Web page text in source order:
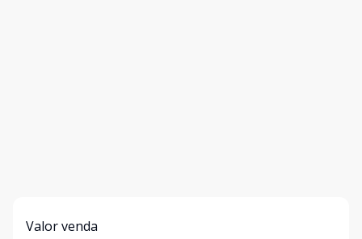
Valor venda